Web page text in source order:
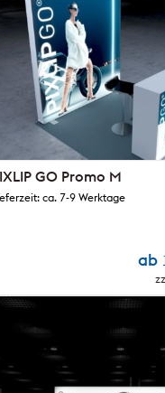
GO Promo M
ab
ca. 7-9 Werktage